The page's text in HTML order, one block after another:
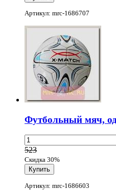
Артикул: mrc-1686707
Футбольный мяч,
523
Скидка 30%
Артикул: mrc-1686603